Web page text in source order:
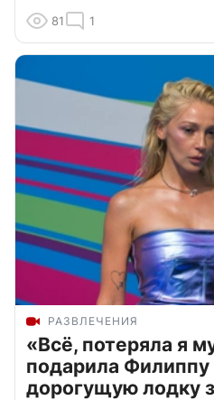
81 1
РАЗВЛЕЧЕНИЯ
«Всё, потеряла я
подарила Филиппу
дорогущую лодку